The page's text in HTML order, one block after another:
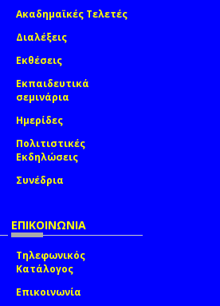
Ακαδημαϊκές Τελετές
Διαλέξεις
Εκθέσεις
Εκπαιδευτικά
σεμινάρια
Ημερίδες
Πολιτιστικές
Εκδηλώσεις
Συνέδρια
ΕΠΙΚΟΙΝΩΝΙΑ
Τηλεφωνικός
Κατάλογος
Επικοινωνία